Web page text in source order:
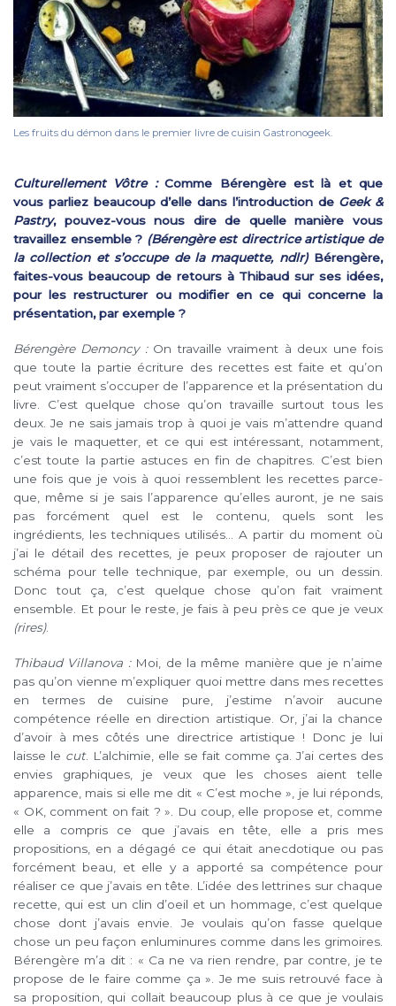
Les fruits du démon dans le premier livre de cuisin Gastronogeek.
Culturellement Vôtre :Comme Bérengère est là et que
vous parliez beaucoup d’elle dans l’introduction de Geek &
Pastry, pouvez-vous nous dire de quelle manière vous
travaillez ensemble ? (Bérengère est directrice artistique de
la collection et s’occupe de la maquette, ndlr)Bérengère,
faites-vous beaucoup de retours à Thibaud sur ses idées,
pour les restructurer ou modifier en ce qui concerne la
présentation, par exemple ?
Bérengère Demoncy :On travaille vraiment à deux une fois
que toute la partie écriture des recettes est faite et qu’on
peut vraiment s’occuper de l’apparence et la présentation du
livre. C’est quelque chose qu’on travaille surtout tous les
deux. Je ne sais jamais trop à quoi je vais m’attendre quand
je vais le maquetter, et ce qui est intéressant, notamment,
c’est toute la partie astuces en fin de chapitres. C’est bien
une fois que je vois à quoi ressemblent les recettes parce-
que, même si je sais l’apparence qu’elles auront, je ne sais
pas forcément quel est le contenu, quels sont les
ingrédients, les techniques utilisés… A partir du moment où
j’ai le détail des recettes, je peux proposer de rajouter un
schéma pour telle technique, par exemple, ou un dessin.
Donc tout ça, c’est quelque chose qu’on fait vraiment
ensemble. Et pour le reste, je fais à peu près ce que je veux
(rires).
Thibaud Villanova :Moi, de la même manière que je n’aime
pas qu’on vienne m’expliquer quoi mettre dans mes recettes
en termes de cuisine pure, j’estime n’avoir aucune
compétence réelle en direction artistique. Or, j’ai la chance
d’avoir à mes côtés une directrice artistique ! Donc je lui
laisse le cut. L’alchimie, elle se fait comme ça. J’ai certes des
envies graphiques, je veux que les choses aient telle
apparence, mais si elle me dit « C’est moche », je lui réponds,
« OK, comment on fait ? ». Du coup, elle propose et, comme
elle a compris ce que j’avais en tête, elle a pris mes
propositions, en a dégagé ce qui était anecdotique ou pas
forcément beau, et elle y a apporté sa compétence pour
réaliser ce que j’avais en tête. L’idée des lettrines sur chaque
recette, qui est un clin d’oeil et un hommage, c’est quelque
chose dont j’avais envie. Je voulais qu’on fasse quelque
chose un peu façon enluminures comme dans les grimoires.
Bérengère m’a dit : « Ca ne va rien rendre, par contre, je te
propose de le faire comme ça ». Je me suis retrouvé face à
sa proposition, qui collait beaucoup plus à ce que je voulais